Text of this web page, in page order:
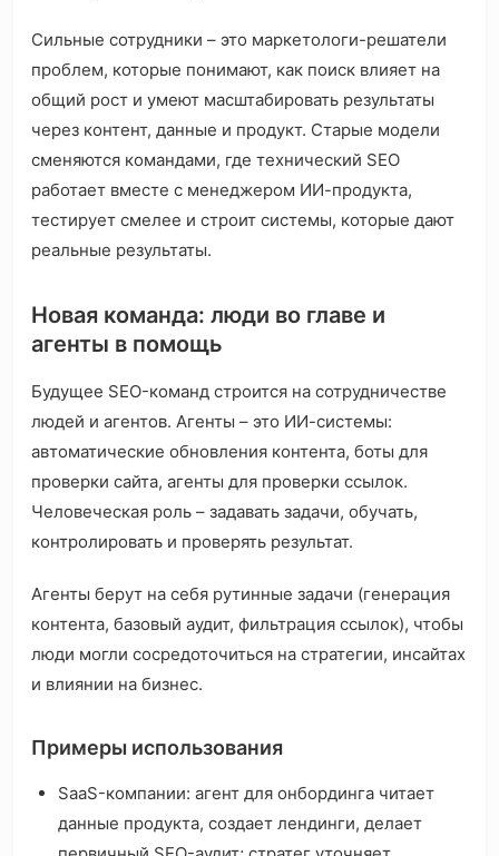
Сильные сотрудники – это маркетологи-решатели
проблем, которые понимают, как поиск влияет на
общий рост и умеют масштабировать результаты
через контент, данные и продукт. Старые модели
сменяются командами, где технический SEO
работает вместе с менеджером ИИ-продукта,
тестирует смелее и строит системы, которые дают
реальные результаты.
Новая команда: люди во главе и
агенты в помощь
Будущее SEO-команд строится на сотрудничестве
людей и агентов. Агенты – это ИИ-системы:
автоматические обновления контента, боты для
проверки сайта, агенты для проверки ссылок.
Человеческая роль – задавать задачи, обучать,
контролировать и проверять результат.
Агенты берут на себя рутинные задачи (генерация
контента, базовый аудит, фильтрация ссылок), чтобы
люди могли сосредоточиться на стратегии, инсайтах
и влиянии на бизнес.
Примеры использования
SaaS-компании: агент для онбординга читает
данные продукта, создает лендинги, делает